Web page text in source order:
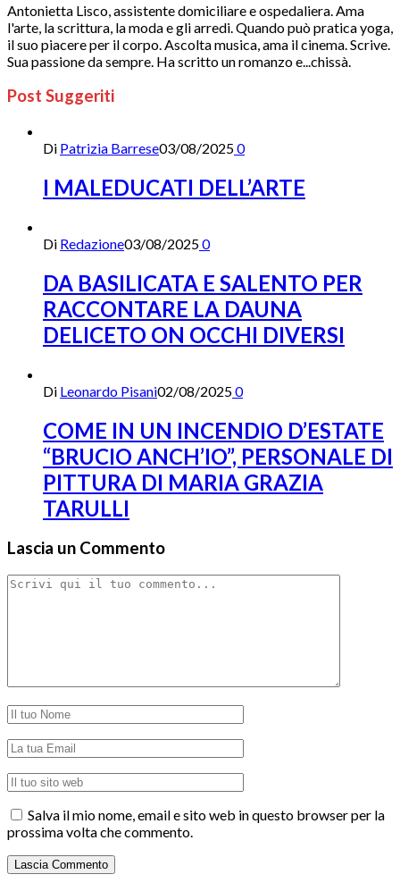
Antonietta Lisco, assistente domiciliare e ospedaliera. Ama
l'arte, la scrittura, la moda e gli arredi. Quando può pratica yoga,
il suo piacere per il corpo. Ascolta musica, ama il cinema. Scrive.
Sua passione da sempre. Ha scritto un romanzo e...chissà.
Post Suggeriti
Di Patrizia Barrese03/08/20250
I MALEDUCATI DELL’ARTE
Di Redazione03/08/20250
DA BASILICATA E SALENTO PER
RACCONTARE LA DAUNA
DELICETO ON OCCHI DIVERSI
Di Leonardo Pisani02/08/20250
COME IN UN INCENDIO D’ESTATE
“BRUCIO ANCH’IO”, PERSONALE DI
PITTURA DI MARIA GRAZIA
TARULLI
Lascia un Commento
Salva il mio nome, email e sito web in questo browser per la
prossima volta che commento.